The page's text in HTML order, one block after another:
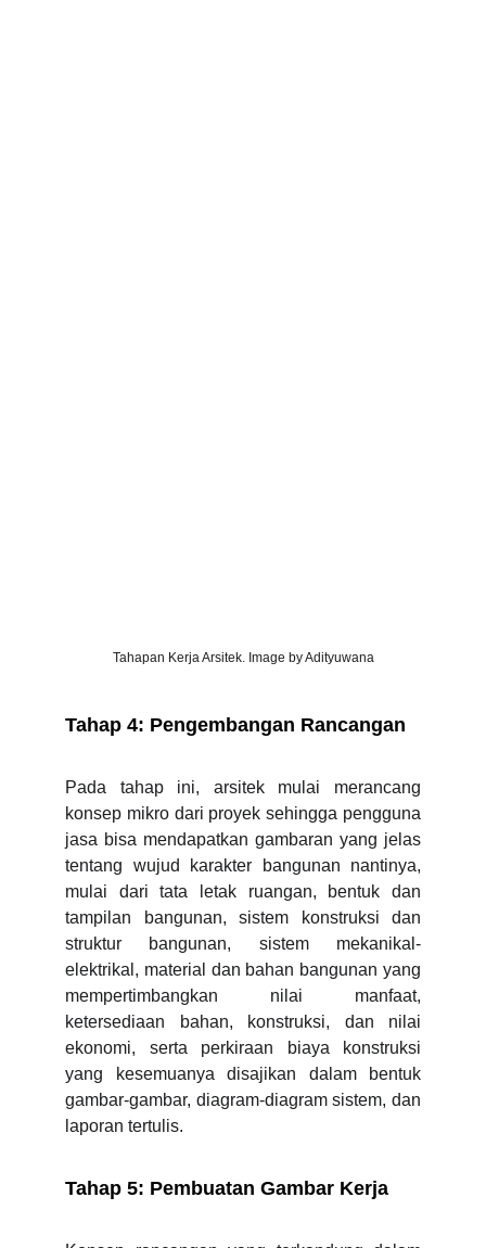
Tahap 4: Pengembangan Rancangan
Pada tahap ini, arsitek mulai merancang
konsep mikro dari proyek sehingga pengguna
jasa bisa mendapatkan gambaran yang jelas
tentang wujud karakter bangunan nantinya,
mulai dari tata letak ruangan, bentuk dan
tampilan bangunan, sistem konstruksi dan
struktur bangunan, sistem mekanikal-
elektrikal, material dan bahan bangunan yang
mempertimbangkan nilai manfaat,
ketersediaan bahan, konstruksi, dan nilai
ekonomi, serta perkiraan biaya konstruksi
yang kesemuanya disajikan dalam bentuk
gambar-gambar, diagram-diagram sistem, dan
laporan tertulis.
Tahap 5: Pembuatan Gambar Kerja
Tahapan Kerja Arsitek. Image by Adityuwana